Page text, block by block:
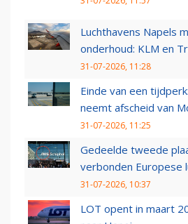
Luchthavens Napels
onderhoud: KLM en
31-07-2026, 11:28
Einde van een
neemt afscheid van
31-07-2026, 11:25
Gedeelde tweede
verbonden Europese
31-07-2026, 10:37
LOT opent in maart